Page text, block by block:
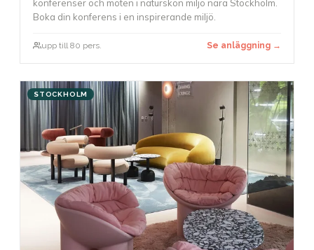
konferenser och möten i naturskön miljö nära Stockholm.
Boka din konferens i en inspirerande miljö.
upp till 80 pers. Se anläggning →
STOCKHOLM